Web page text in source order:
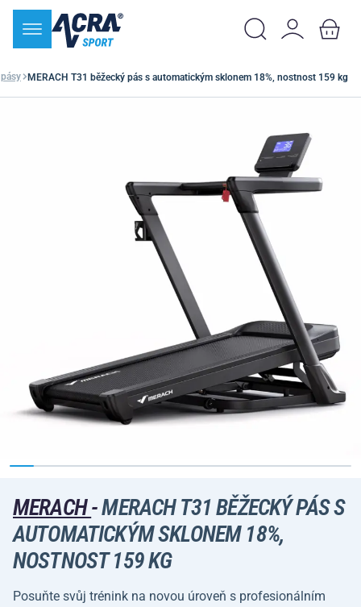
MERACH T31 běžecký pás s automatickým sklonem 18%, nostnost 159 kg
MERACH-MERACH T31 BĚŽECKÝ PÁS S
AUTOMATICKÝM SKLONEM 18%,
NOSTNOST 159 KG
Posuňte svůj trénink na novou úroveň s profesionálním